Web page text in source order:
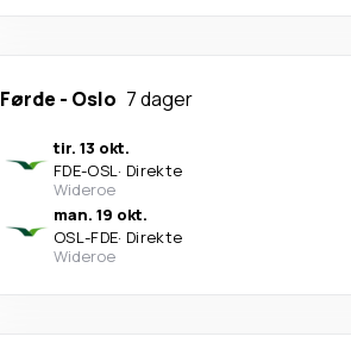
Førde - Oslo 7 dager
tir. 13 okt.
FDE-OSL· Direkte
Wideroe
man. 19 okt.
OSL-FDE· Direkte
Wideroe